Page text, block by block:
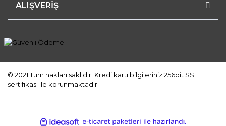
ALIŞVERİŞ
© 2021 Tüm hakları saklıdır. Kredi kartı bilgileriniz 256bit SSL
sertifikası ile korunmaktadır.
ideasoft e-